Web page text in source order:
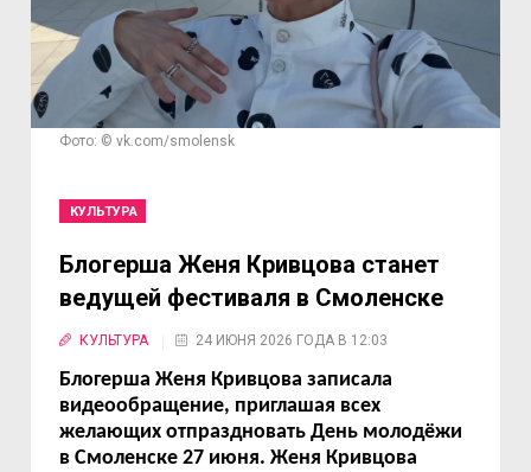
Фото: © vk.com/smolensk
КУЛЬТУРА
Блогерша Женя Кривцова станет
ведущей фестиваля в Смоленске
КУЛЬТУРА 24 ИЮНЯ 2026 ГОДА В 12:03
Блогерша Женя Кривцова записала
видеообращение, приглашая всех
желающих отпраздновать День молодёжи
в Смоленске 27 июня. Женя Кривцова